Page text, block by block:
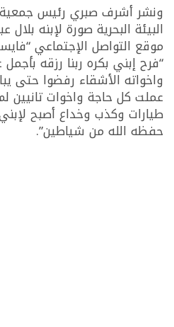
ونشر أشرف صبري رئيس
البيئة البحرية صورة لإبنه
موقع التواصل الإجتماعي
“فرح إبني بكره ربنا رزقه
واخواته الأشقاء رفضوا حتى
عملت كل حاجة واخوات تانيين
طيارات وكذب وخداع أصبح
حفظه الله من شياطين”.